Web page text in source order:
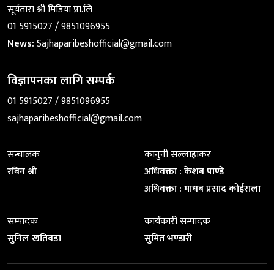
सूर्यतारा श्री मिडिया प्रा.लि
01 5915027 / 9851096955
News:Sajhaparibeshofficial@gmail.com
विज्ञापनका लागि सम्पर्क
01 5915027 / 9851096955
sajhaparibeshofficial@gmail.com
सन्चालक
रबिन श्री
कानुनी सल्लाहाकर
अधिवक्ता : केशब पाण्डे
अधिवक्ता : माधब प्रसाद कोईराला
सम्पादक
सुनिल खतिवडा
कार्यकारी सम्पादक
सुमित भण्डारी